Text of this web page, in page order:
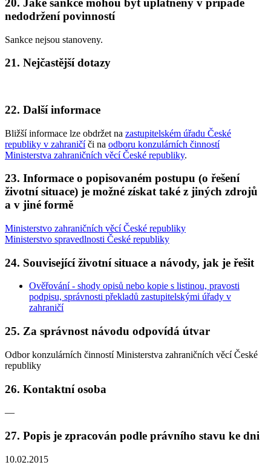
20. Jaké sankce mohou být uplatněny v případě
nedodržení povinností
Sankce nejsou stanoveny.
21. Nejčastější dotazy
22. Další informace
Bližší informace lze obdržet na zastupitelském úřadu České
republiky v zahraničíči na odboru konzulárních činností
Ministerstva zahraničních věcí České republiky.
23. Informace o popisovaném postupu (o řešení
životní situace) je možné získat také z jiných zdrojů
a v jiné formě
Ministerstvo zahraničních věcí České republiky
Ministerstvo spravedlnosti České republiky
24. Související životní situace a návody, jak je řešit
Ověřování - shody opisů nebo kopie s listinou, pravosti
podpisu, správnosti překladů zastupitelskými úřady v
zahraničí
25. Za správnost návodu odpovídá útvar
Odbor konzulárních činností Ministerstva zahraničních věcí České
republiky
26. Kontaktní osoba
—
27. Popis je zpracován podle právního stavu ke dni
10.02.2015